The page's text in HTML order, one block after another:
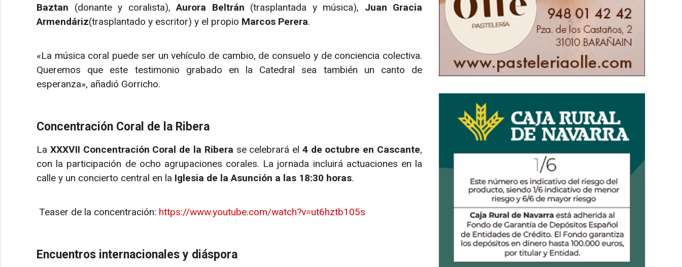
Baztan (donante y coralista),Aurora Beltrán (trasplantada y música), Juan Gracia
Armendáriz(trasplantado y escritor) y el propio Marcos Perera.
«La música coral puede ser un vehículo de cambio, de consuelo y de conciencia colectiva.
Queremos que este testimonio grabado en la Catedral sea también un canto de
esperanza», añadió Gorricho.
Concentración Coral de la Ribera
La XXXVII Concentración Coral de la Ribera se celebrará el 4 de octubre en Cascante,
con la participación de ocho agrupaciones corales. La jornada incluirá actuaciones en la
calle y un concierto central en la Iglesia de la Asunción a las 18:30 horas.
Teaser de la concentración: https://www.youtube.com/watch?v=ut6hztb105s
Encuentros internacionales y diáspora